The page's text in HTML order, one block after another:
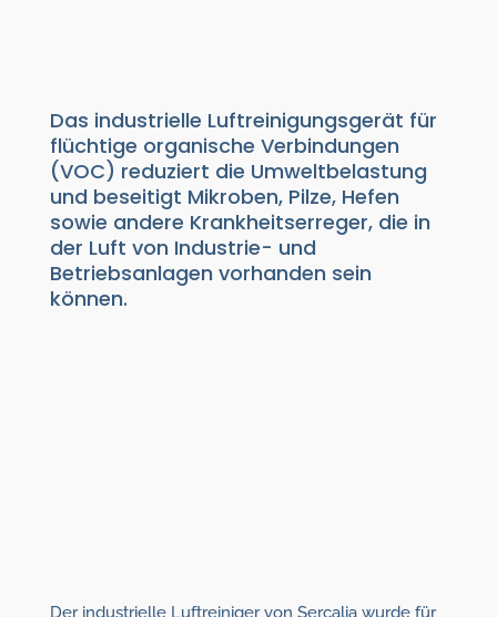
Das industrielle Luftreinigungsgerät für
flüchtige organische Verbindungen
(VOC) reduziert die Umweltbelastung
und beseitigt Mikroben, Pilze, Hefen
sowie andere Krankheitserreger, die in
der Luft von Industrie- und
Betriebsanlagen vorhanden sein
können.
Der industrielle Luftreiniger von Sercalia wurde für